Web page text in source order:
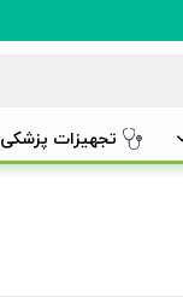
تجهیزات پزشکی